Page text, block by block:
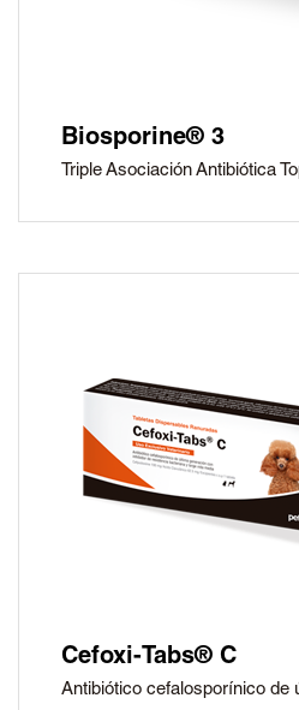
Biosporine® 3
Triple Asociación Antibiótica
Cefoxi-Tabs® C
Antibiótico cefalosporínico de